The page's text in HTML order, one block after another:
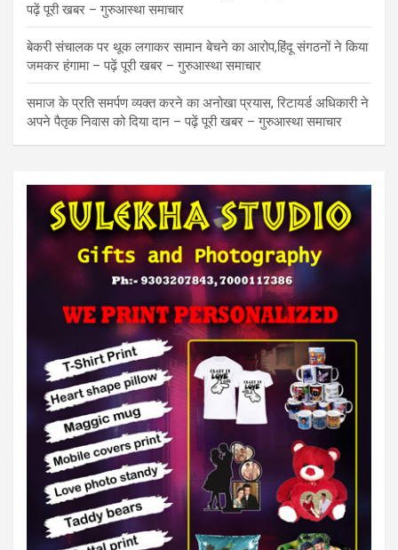
पढ़ें पूरी खबर – गुरुआस्था समाचार
बेकरी संचालक पर थूक लगाकर सामान बेचने का आरोप,हिंदू संगठनों ने किया
जमकर हंगामा – पढ़ें पूरी खबर – गुरुआस्था समाचार
समाज के प्रति समर्पण व्यक्त करने का अनोखा प्रयास, रिटायर्ड अधिकारी ने
अपने पैतृक निवास को दिया दान – पढ़ें पूरी खबर – गुरुआस्था समाचार